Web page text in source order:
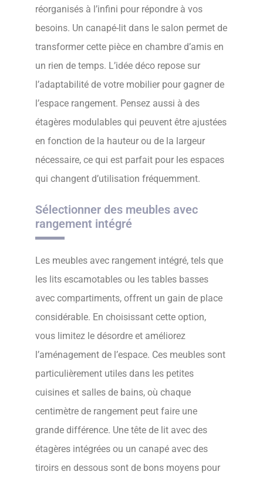
réorganisés à l’infini pour répondre à vos
besoins. Un canapé-lit dans le salon permet de
transformer cette pièce en chambre d’amis en
un rien de temps. L’idée déco repose sur
l’adaptabilité de votre mobilier pour gagner de
l’espace rangement. Pensez aussi à des
étagères modulables qui peuvent être ajustées
en fonction de la hauteur ou de la largeur
nécessaire, ce qui est parfait pour les espaces
qui changent d’utilisation fréquemment.
Sélectionner des meubles avec
rangement intégré
Les meubles avec rangement intégré, tels que
les lits escamotables ou les tables basses
avec compartiments, offrent un gain de place
considérable. En choisissant cette option,
vous limitez le désordre et améliorez
l’aménagement de l’espace. Ces meubles sont
particulièrement utiles dans les petites
cuisines et salles de bains, où chaque
centimètre de rangement peut faire une
grande différence. Une tête de lit avec des
étagères intégrées ou un canapé avec des
tiroirs en dessous sont de bons moyens pour